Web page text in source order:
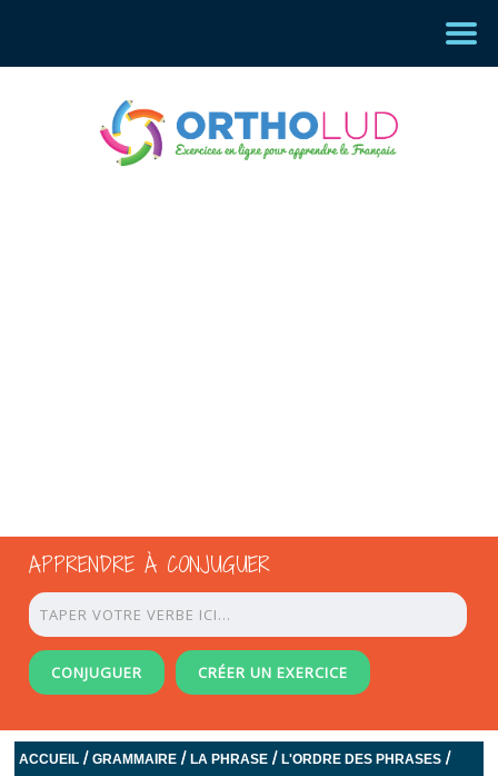
APPRENDRE À CONJUGUER
CONJUGUER CRÉER UN EXERCICE
ACCUEIL /GRAMMAIRE /LA PHRASE /L'ORDRE DES PHRASES /